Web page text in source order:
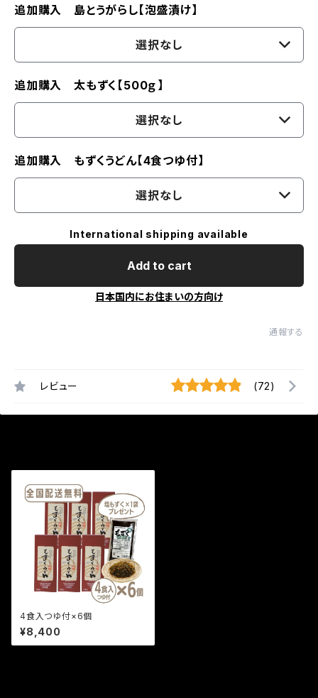
追加購入 島とうがらし【泡盛漬け】
選択なし
追加購入 太もずく【500ｇ】
選択なし
追加購入 もずくうどん【4食つゆ付】
選択なし
International shipping available
Add to cart
日本国内にお住まいの方向け
通報する
レビュー (72)
4食入つゆ付×6個
¥8,400